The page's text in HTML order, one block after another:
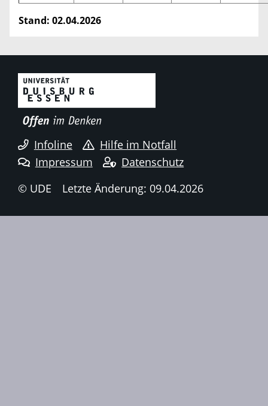
Stand: 02.04.2026
Infoline
Hilfe im Notfall
Impressum
Datenschutz
© UDE
Letzte Änderung: 09.04.2026